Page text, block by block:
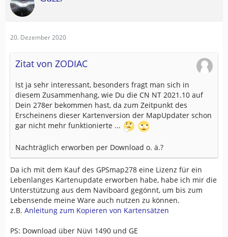
20. Dezember 2020
Zitat von ZODIAC
Ist ja sehr interessant, besonders fragt man sich in
diesem Zusammenhang, wie Du die CN NT 2021.10 auf
Dein 278er bekommen hast, da zum Zeitpunkt des
Erscheinens dieser Kartenversion der MapUpdater schon
gar nicht mehr funktionierte ...
Nachträglich erworben per Download o. ä.?
Da ich mit dem Kauf des GPSmap278 eine Lizenz für ein
Lebenlanges Kartenupdate erworben habe, habe ich mir die
Unterstützung aus dem Naviboard gegönnt, um bis zum
Lebensende meine Ware auch nutzen zu können.
z.B. Anleitung zum Kopieren von Kartensätzen
PS: Download über Nüvi 1490 und GE